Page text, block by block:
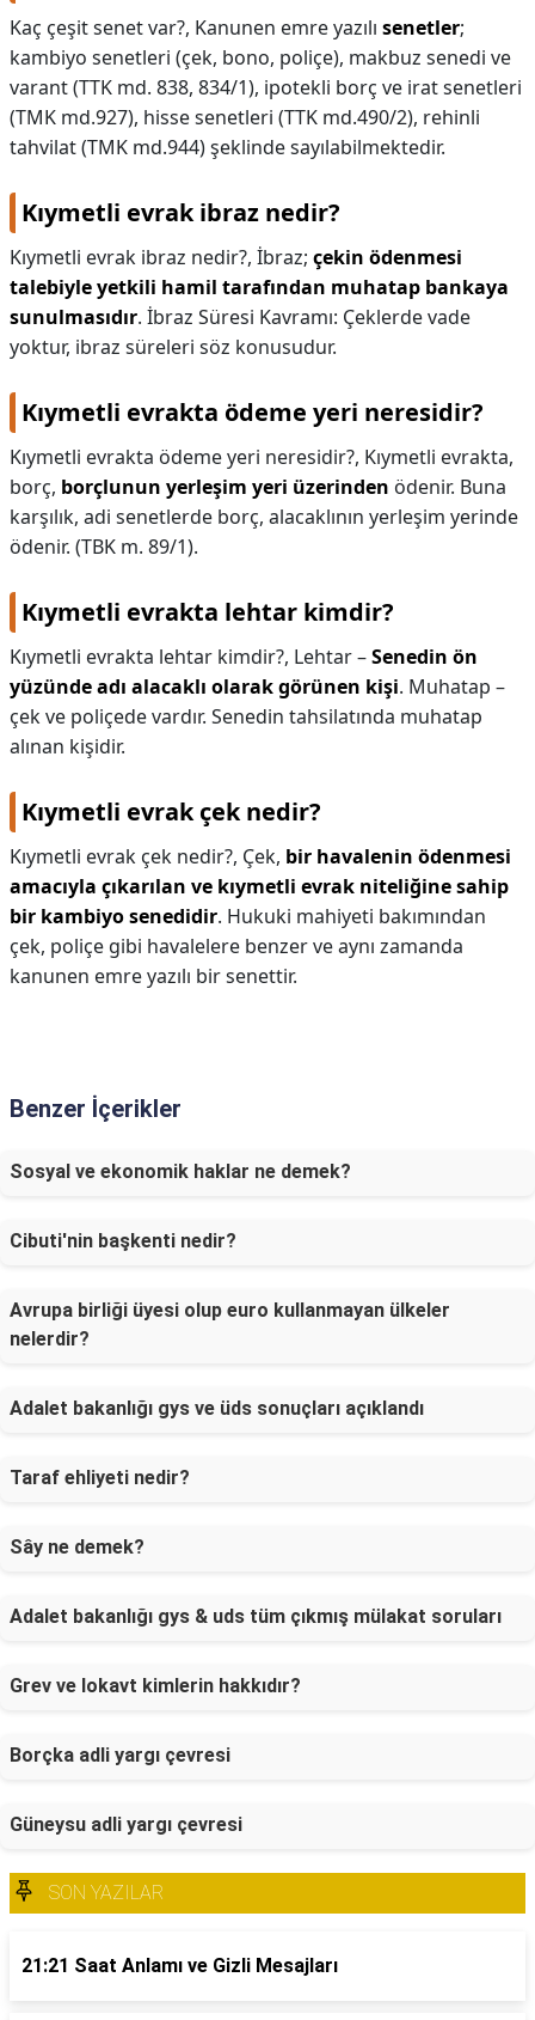
Kaç çeşit senet var?, Kanunen emre yazılı senetler;
kambiyo senetleri (çek, bono, poliçe), makbuz senedi ve
varant (TTK md. 838, 834/1), ipotekli borç ve irat senetleri
(TMK md.927), hisse senetleri (TTK md.490/2), rehinli
tahvilat (TMK md.944) şeklinde sayılabilmektedir.
Kıymetli evrak ibraz nedir?
Kıymetli evrak ibraz nedir?, İbraz; çekin ödenmesi
talebiyle yetkili hamil tarafından muhatap bankaya
sunulmasıdır. İbraz Süresi Kavramı: Çeklerde vade
yoktur, ibraz süreleri söz konusudur.
Kıymetli evrakta ödeme yeri neresidir?
Kıymetli evrakta ödeme yeri neresidir?, Kıymetli evrakta,
borç, borçlunun yerleşim yeri üzerinden ödenir. Buna
karşılık, adi senetlerde borç, alacaklının yerleşim yerinde
ödenir. (TBK m. 89/1).
Kıymetli evrakta lehtar kimdir?
Kıymetli evrakta lehtar kimdir?, Lehtar –Senedin ön
yüzünde adı alacaklı olarak görünen kişi. Muhatap –
çek ve poliçede vardır. Senedin tahsilatında muhatap
alınan kişidir.
Kıymetli evrak çek nedir?
Kıymetli evrak çek nedir?, Çek, bir havalenin ödenmesi
amacıyla çıkarılan ve kıymetli evrak niteliğine sahip
bir kambiyo senedidir. Hukuki mahiyeti bakımından
çek, poliçe gibi havalelere benzer ve aynı zamanda
kanunen emre yazılı bir senettir.
Benzer İçerikler
Sosyal ve ekonomik haklar ne demek?
Cibuti'nin başkenti nedir?
Avrupa birliği üyesi olup euro kullanmayan ülkeler
nelerdir?
Adalet bakanlığı gys ve üds sonuçları açıklandı
Taraf ehliyeti nedir?
Sây ne demek?
Adalet bakanlığı gys & uds tüm çıkmış mülakat soruları
Grev ve lokavt kimlerin hakkıdır?
Borçka adli yargı çevresi
Güneysu adli yargı çevresi
SON YAZILAR
21:21 Saat Anlamı ve Gizli Mesajları